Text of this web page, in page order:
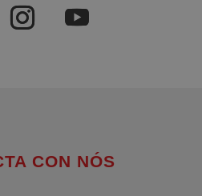
CON NÓS